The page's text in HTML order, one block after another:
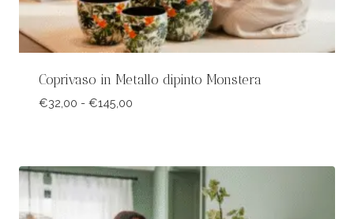
Coprivaso in Metallo dipinto Monstera
€32,00 - €145,00Fascia
€32,00
a
€145,00